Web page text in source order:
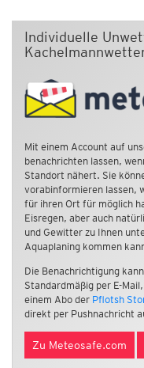
Individuelle
Mit einem Account auf
benachrichten lassen,
Standort nähert. Sie
vorabinformieren lassen,
für ihren Ort für möglich
Eisregen, aber auch
und Gewitter zu Ihnen
Aquaplaning kommen
Die Benachrichtigung
Standardmäßig per E-
einem Abo der Pflotsh
direkt per Pushnachricht
Zu Meteosafe.com